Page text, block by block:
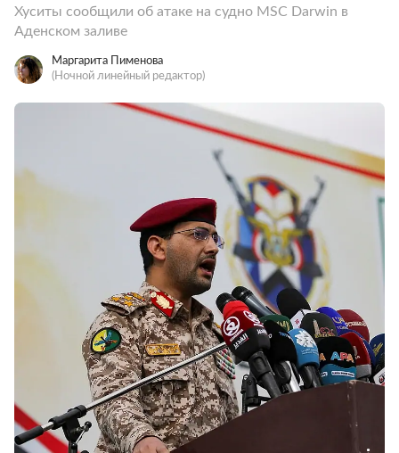
Хуситы сообщили об атаке на судно MSC Darwin в
Аденском заливе
Маргарита Пименова
(Ночной линейный редактор)